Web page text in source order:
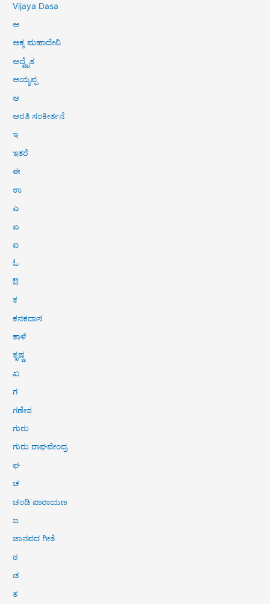
Vijaya Dasa
ಅ
ಅಕ್ಕ ಮಹಾದೇವಿ
ಅದ್ವೈತ
ಅಯ್ಯಪ್ಪ
ಆ
ಆರತಿ ಸಂಕೀರ್ತನೆ
ಇ
ಇತರೆ
ಈ
ಉ
ಎ
ಏ
ಐ
ಓ
ಔ
ಕ
ಕನಕದಾಸ
ಕಾಳಿ
ಕೃಷ್ಣ
ಖ
ಗ
ಗಣೇಶ
ಗುರು
ಗುರು ರಾಘವೇಂದ್ರ
ಘ
ಚ
ಚಂಡಿ ಪಾರಾಯಣ
ಜ
ಜಾನಪದ ಗೀತೆ
ಠ
ಡ
ತ